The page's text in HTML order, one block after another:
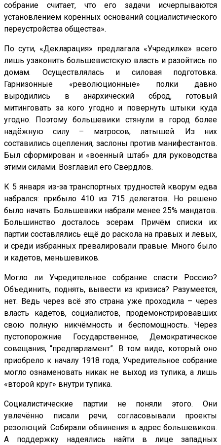
собрание считает, что его задачи исчерпываются
установлением коренных оснований социалистического
переустройства общества».
По сути, «Декларация» предлагала «Учредилке» всего
лишь узаконить большевистскую власть и разойтись по
домам. Осуществлялась и силовая подготовка.
Гарнизонные «революционные» полки давно
выродились в анархический сброд, готовый
митинговать за кого угодно и повернуть штыки куда
угодно. Поэтому большевики стянули в город более
надёжную силу – матросов, латышей. Из них
составились оцепления, заслоны против манифестантов.
Был сформирован и «военный штаб» для руководства
этими силами. Возглавил его Свердлов.
К 5 января из-за транспортных трудностей кворум едва
набрался: прибыло 410 из 715 делегатов. Но решено
было начать. Большевики набрали менее 25% мандатов.
Большинство досталось эсерам. Причём списки их
партии составлялись ещё до раскола на правых и левых,
и среди избранных превалировали правые. Много было
и кадетов, меньшевиков.
Могло ли Учредительное собрание спасти Россию?
Объединить, поднять, вывести из кризиса? Разумеется,
нет. Ведь через всё это страна уже проходила – через
власть кадетов, социалистов, продемонстрировавших
свою полную никчёмность и беспомощность. Через
пустопорожние Государственное, Демократическое
совещания, “предпарламент”. В том виде, который оно
приобрело к началу 1918 года, Учредительное собрание
могло ознаменовать никак не выход из тупика, а лишь
«второй круг» внутри тупика.
Социалистические партии не поняли этого. Они
увлечённо писали речи, согласовывали проекты
резолюций. Собирали обвинения в адрес большевиков.
А поддержку надеялись найти в лице западных